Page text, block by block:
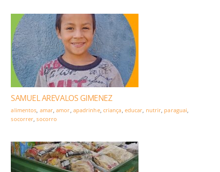
SAMUEL AREVALOS GIMENEZ
alimentos amar,amor apadrinhe, criança educar nutrir paraguai
socorrer ,socorro